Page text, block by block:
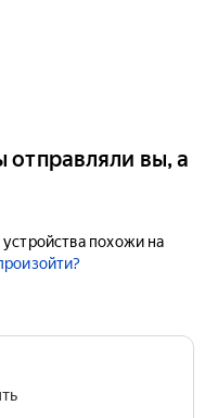
отправляли вы, а
похожи на